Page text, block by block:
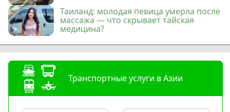
Таиланд: молодая певица умерла после
массажа — что скрывает тайская
медицина?
Транспортные услуги в Азии